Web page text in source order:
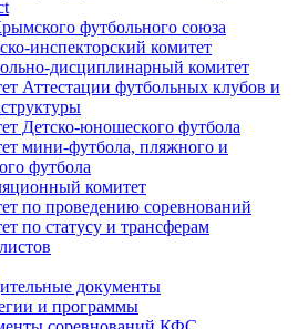
футбольного союза
инспекторский комитет
дисциплинарный комитет
Аттестации футбольных клубов и
Детско-юношеского футбола
мини-футбола, пляжного и
футбола
комитет
по проведению соревнований
по статусу и трансферам
документы
и программы